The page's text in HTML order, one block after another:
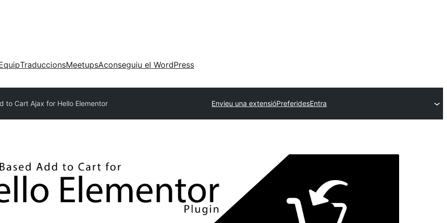
TraduccionsMeetupsAconseguiu el WordPress
to Cart Ajax for Hello Elementor Envieu una extensióPreferidesEntra